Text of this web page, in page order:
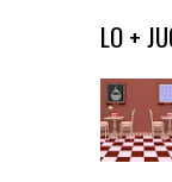
Ir al
LO +